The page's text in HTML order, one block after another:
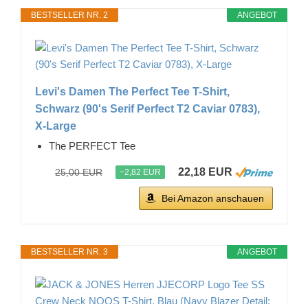
ANGEBOT
BESTSELLER NR. 2
Levi's Damen The Perfect Tee T-Shirt,
Schwarz (90's Serif Perfect T2 Caviar 0783),
X-Large
The PERFECT Tee
25,00 EUR −2,82 EUR 22,18 EUR
Bei Amazon anschauen
ANGEBOT
BESTSELLER NR. 3